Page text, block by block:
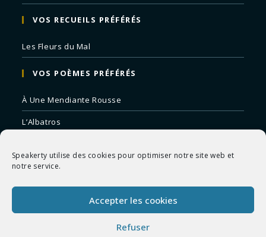
Speakerty utilise des cookies pour optimiser notre site web et
notre service.
Accepter les cookies
Refuser
VOS RECUEILS PRÉFÉRÉS
Les Fleurs du Mal
VOS POÈMES PRÉFÉRÉS
À Une Mendiante Rousse
L’Albatros
Remords Posthume
La Mort des Artistes